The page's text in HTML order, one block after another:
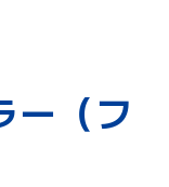
ー（フ